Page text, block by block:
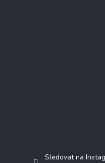
Sledovat na